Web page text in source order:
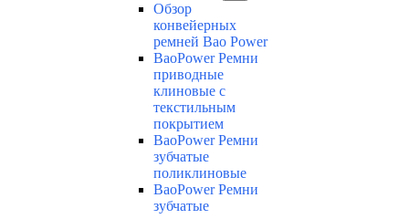
Обзор
конвейерных
ремней Bao Power
BaoPower Ремни
приводные
клиновые с
текстильным
покрытием
BaoPower Ремни
зубчатые
поликлиновые
BaoPower Ремни
зубчатые